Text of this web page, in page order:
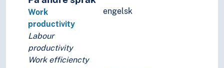
engelsk
Work
productivity
Labour
productivity
Work efficiencty